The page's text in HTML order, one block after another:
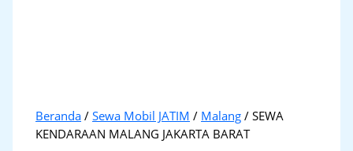
Beranda /Sewa Mobil JATIM / Malang / SEWA
KENDARAAN MALANG JAKARTA BARAT